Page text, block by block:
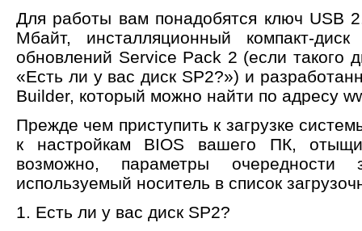
Для работы вам понадобятся ключ USB
Мбайт, инсталляционный компакт-
обновлений Service Pack 2 (если такого
«Есть ли у вас диск SP2?») и
Builder, который можно найти по адресу
Прежде чем приступить к загрузке
к настройкам BIOS вашего ПК,
возможно, параметры очередности
используемый носитель в список
1. Есть ли у вас диск SP2?